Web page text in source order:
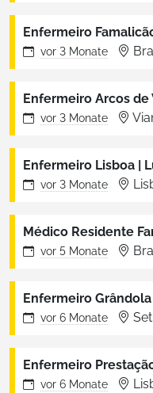
Enfermeiro
vor 3 Monate
vor 3 Monate
Enfermeiro Lisboa |
vor 3 Monate
vor 5 Monate
Enfermeiro
vor 6 Monate
vor 6 Monate